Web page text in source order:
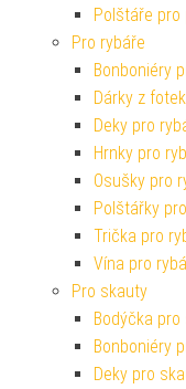
Polštáře pro
Pro rybáře
Bonboniéry
Dárky z
Deky pro
Hrnky pro
Osušky pro
Polštářky
Trička pro
Vína pro
Pro skauty
Bodýčka
Bonboniéry
Deky pro